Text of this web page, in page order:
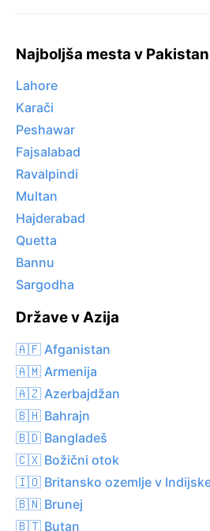
Najboljša mesta v Pakistan
Lahore
Karači
Peshawar
Fajsalabad
Ravalpindi
Multan
Hajderabad
Quetta
Bannu
Sargodha
Države v Azija
🇦🇫 Afganistan
🇦🇲 Armenija
🇦🇿 Azerbajdžan
🇧🇭 Bahrajn
🇧🇩 Bangladeš
🇨🇽 Božični otok
🇮🇴 Britansko ozemlje v
🇧🇳 Brunej
🇧🇹 Butan